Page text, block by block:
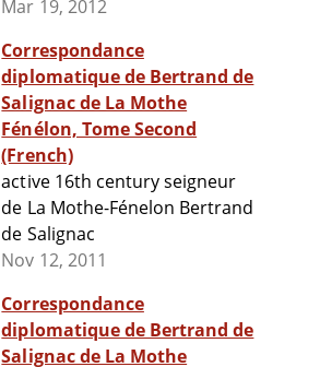
Mar 19, 2012
Correspondance
diplomatique de Bertrand de
Salignac de La Mothe
Fénélon, Tome Second
(French)
active 16th century seigneur
de La Mothe-Fénelon Bertrand
de Salignac
Nov 12, 2011
Correspondance
diplomatique de Bertrand de
Salignac de La Mothe